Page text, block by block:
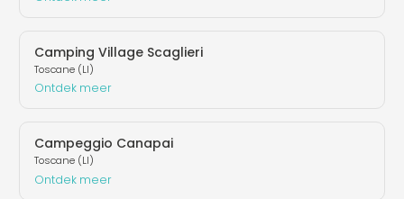
Camping Village Scaglieri
Toscane (LI)
Ontdek meer
Campeggio Canapai
Toscane (LI)
Ontdek meer